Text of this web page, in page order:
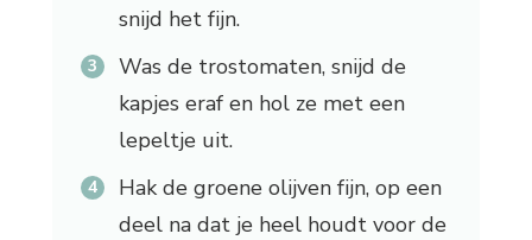
snijd het fijn.
Was de trostomaten, snijd de
kapjes eraf en hol ze met een
lepeltje uit.
Hak de groene olijven fijn, op een
deel na dat je heel houdt voor de